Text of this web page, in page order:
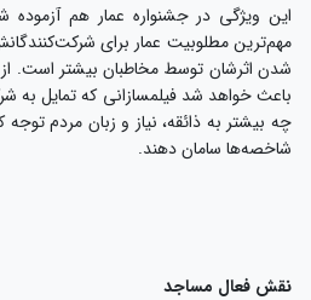
این ویژگی در جشنواره عمار هم
مهم‌ترین مطلوبیت عمار برای
شدن اثرشان توسط مخاطبان بیشتر است.
باعث خواهد شد فیلمسازانی که تمایل به
چه بیشتر به ذائقه، نیاز و زبان مردم توجه
شاخصه‌ها سامان دهند.
نقش فعال مساجد